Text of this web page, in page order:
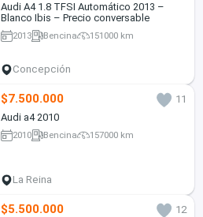
Audi A4 1.8 TFSI Automático 2013 –
Blanco Ibis – Precio conversable
2013 Bencina 151000 km
Concepción
$7.500.000
11
Audi a4 2010
2010 Bencina 157000 km
La Reina
$5.500.000
12